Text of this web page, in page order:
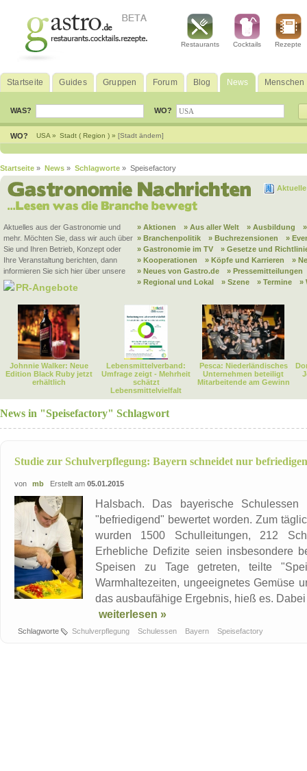
Restaurants Cocktails Rezepte
Startseite Guides Gruppen Forum Blog News Menschen
WAS? WO?
WO? USA » Stadt ( Region ) » [Stadt ändern]
Startseite » News » Schlagworte » Speisefactory
Aktuelles aus der Gastronomie und
mehr. Möchten Sie, dass wir auch über
Sie und Ihren Betrieb, Konzept oder
Ihre Veranstaltung berichten, dann
informieren Sie sich hier über unsere
PR-Angebote
» Aktionen » Aus aller Welt » Ausbildung
» Branchenpolitik
» Buchrezensionen
»
» Gastronomie im TV
» Gesetze und
» Kooperationen
» Köpfe und Karrieren
»
» Neues von Gastro.de
» Pressemitteilungen
» Regional und Lokal
» Szene » Termine »
Johnnie Walker: Neue
Edition Black Ruby jetzt
erhältlich
Lebensmittelverband:
Umfrage zeigt - Mehrheit
schätzt
Lebensmittelvielfalt
Pesca: Niederländisches
Unternehmen beteiligt
Mitarbeitende am Gewinn
News in "Speisefactory" Schlagwort
Studie zur Schulverpflegung: Bayern schneidet nur
von mb Erstellt am 05.01.2015
Halsbach. Das bayerische
"befriedigend" bewertet worden. Zum
wurden 1500 Schulleitungen, 212
Erhebliche Defizite seien insbesondere
Speisen zu Tage getreten, teilte
Warmhaltezeiten, ungeeignetes Gemüse
das ausbaufähige Ergebnis, hieß es.
weiterlesen »
Schlagworte Schulverpflegung Schulessen Bayern Speisefactory